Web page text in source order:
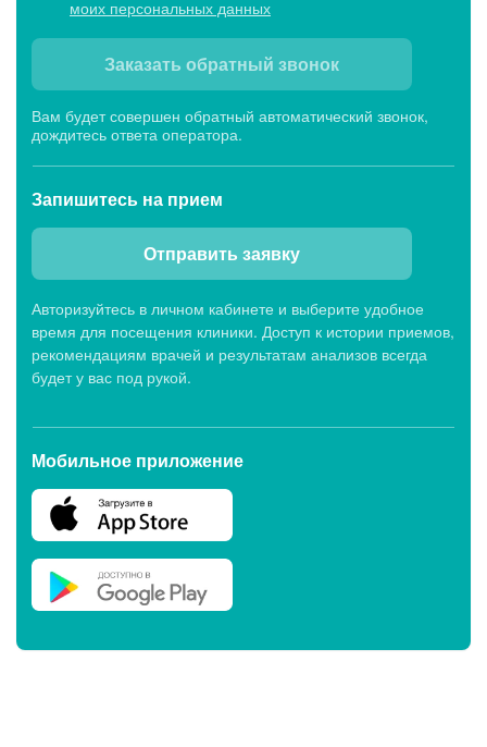
моих персональных данных
Заказать обратный звонок
Вам будет совершен обратный автоматический звонок,
дождитесь ответа оператора.
Запишитесь на прием
Отправить заявку
Авторизуйтесь в личном кабинете и выберите удобное
время для посещения клиники. Доступ к истории приемов,
рекомендациям врачей и результатам анализов всегда
будет у вас под рукой.
Мобильное приложение